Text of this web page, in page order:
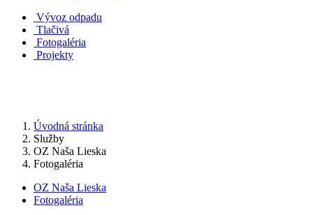
Vývoz odpadu
Tlačivá
Fotogaléria
Projekty
Úvodná stránka
Služby
OZ Naša Lieska
Fotogaléria
OZ Naša Lieska
Fotogaléria